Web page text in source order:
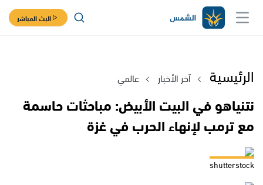
البث المباشر
الرئيسية آخر الأخبار عالمي
نتنياهو في البيت الأبيض: مباحثات حاسمة
مع ترمب لإنهاء الحرب في غزة
shutterstock